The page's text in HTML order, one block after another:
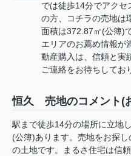
では徒歩14分でアクセ
の方、コチラの売地は
面積は372.87㎡(公簿)
エリアのお薦め情報が
動産購入は、信頼と実
ご連絡をお待ちしてお
恒久 売地のコメント(
駅まで徒歩14分の場所に立地
(公簿)あります。売地をお探
の土地です。まるさ住宅は信